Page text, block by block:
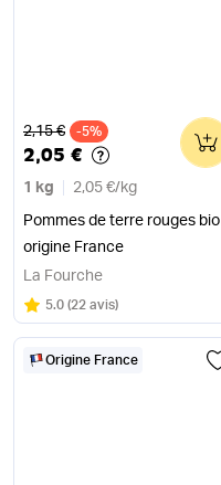
Ancien prix
2,15 € -5%
2,05 €
1 kg 2,05 €/ kg
Pommes de terre rouges bio
origine France
0
La Fourche
Note
5.0 sur 5
(22 avis)
Origine France